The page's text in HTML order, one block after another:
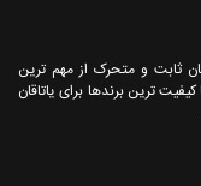
ثابت و متحرک از مهم ترین
ترین برندها برای یاتاقان